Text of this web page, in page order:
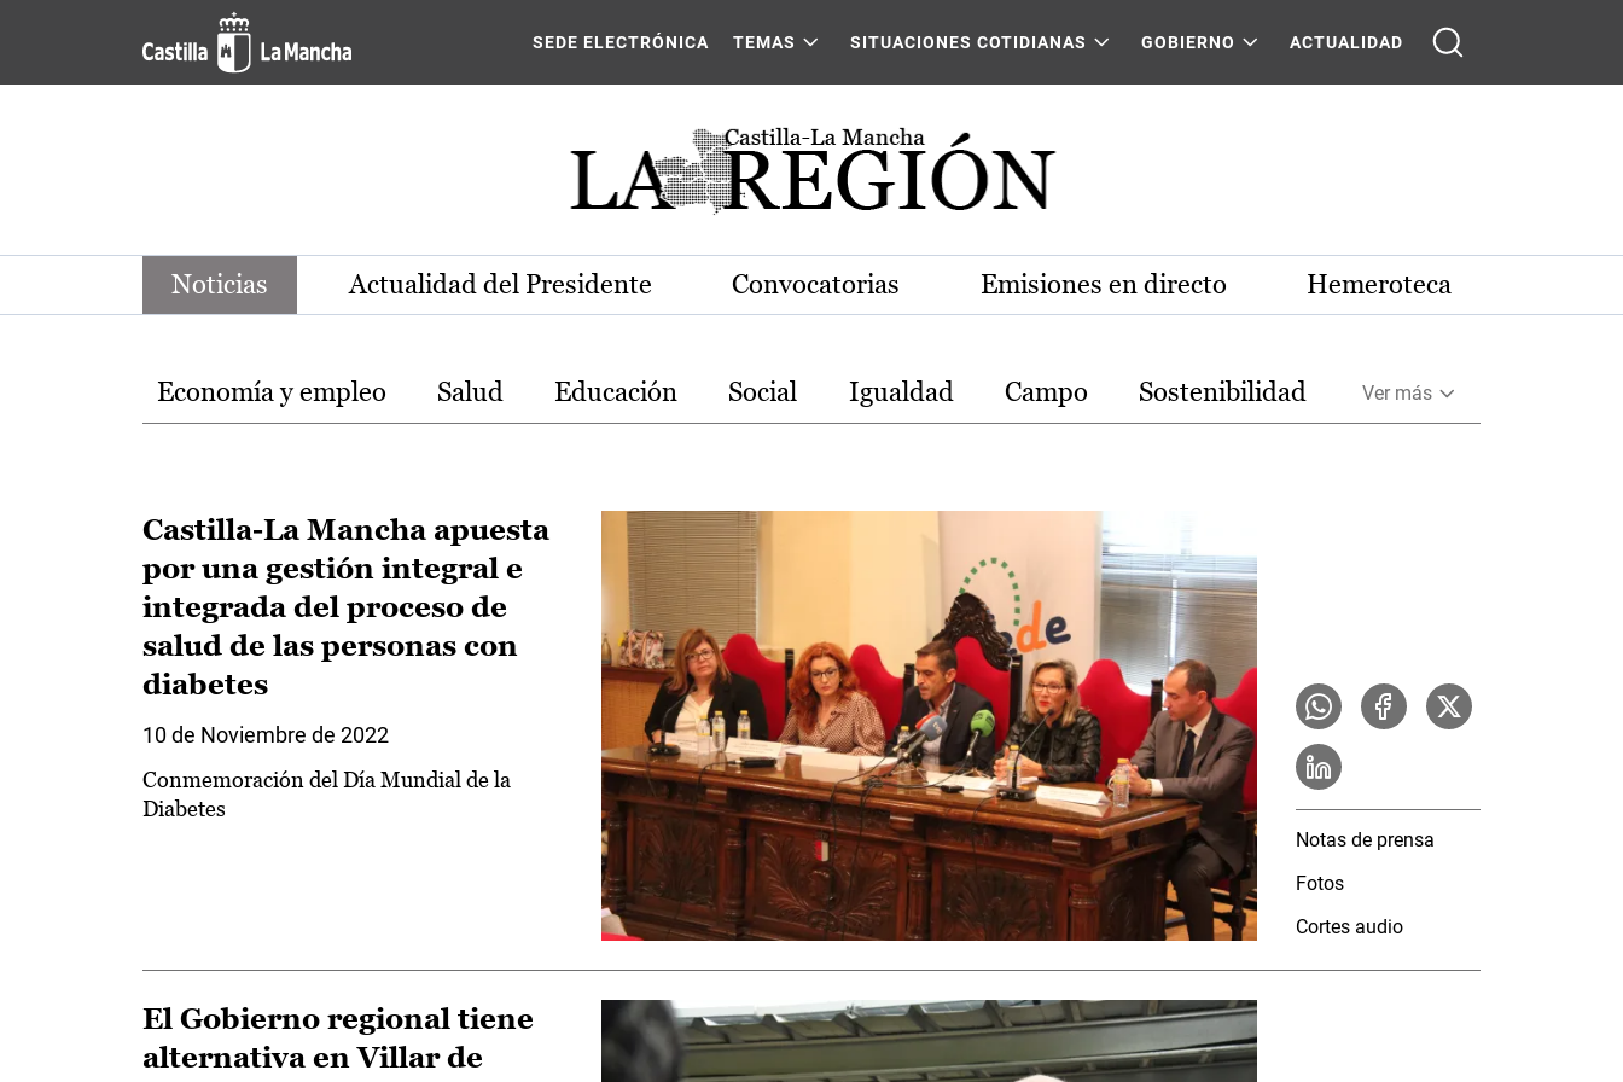
Pasar al contenido principal
Noticias de la región de Castilla-La Mancha
SEDE ELECTRÓNICA TEMAS SITUACIONES COTIDIANAS GOBIERNO ACTUALIDAD
Noticias Actualidad del Presidente Convocatorias Emisiones en directo Hemeroteca
Temas
Economía y empleo Salud Educación Social Igualdad Campo Sostenibilidad Ver más
Castilla-La Mancha apuesta
por una gestión integral e
integrada del proceso de
salud de las personas con
diabetes
10 de Noviembre de 2022
Conmemoración del Día Mundial de la
Diabetes
Notas de prensa
Fotos
Cortes audio
El Gobierno regional tiene
alternativa en Villar de